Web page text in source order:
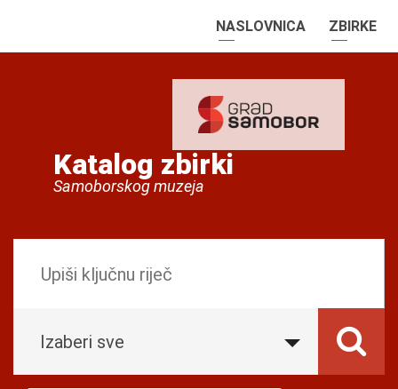
NASLOVNICA ZBIRKE
Katalog zbirki
Samoborskog muzeja
Izaberi sve